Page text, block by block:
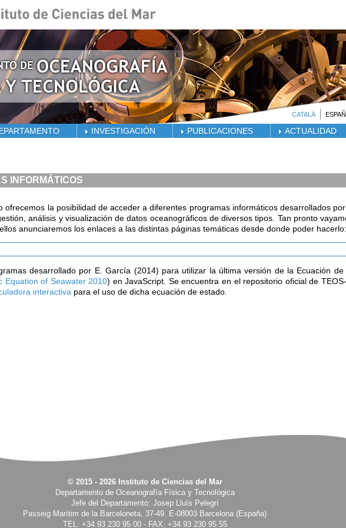
CATALÀ
INVESTIGACIÓN PUBLICACIONES ACTUALIDAD
INFORMÁTICOS
ofrecemos la posibilidad de acceder a diferentes programas informáticos desarrollados
análisis y visualización de datos oceanográficos de diversos tipos. Tan pronto
anunciaremos los enlaces a las distintas páginas temáticas desde donde poder hacerlo:
desarrollado por E. García (2014) para utilizar la última versión de la Ecuación
Equation of Seawater 2010) en JavaScript. Se encuentra en el repositorio oficial de
interactiva para el uso de dicha ecuación de estado.
© 2015 - 2026 Instituto de Ciencias del Mar
Departamento de Oceanografía Física y Tecnológica
Jefe del Departamento: Josep Lluís Pelegrí
Passeig Marítim de la Barceloneta, 37-49. E-08003 Barcelona (España)
TEL: +34 93 230 95 00 - FAX: +34 93 230 95 55